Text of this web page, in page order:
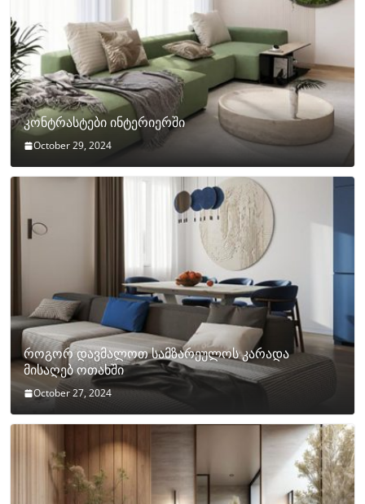
კონტრასტები ინტერიერში
October 29, 2024
როგორ დავმალოთ სამზარეულოს კარადა
მისაღებ ოთახში
October 27, 2024